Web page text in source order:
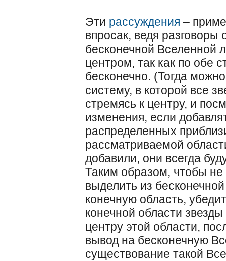
Эти рассуждения –
впросак, ведя разговоры
бесконечной Вселенной
центром, так как по обе
бесконечно. (Тогда
систему, в которой все
стремясь к центру, и
изменения, если
распределенных
рассматриваемой
добавили, они всегда
Таким образом, чтобы
выделить из
конечную область,
конечной области
центру этой области,
вывод на бесконечную
существование такой